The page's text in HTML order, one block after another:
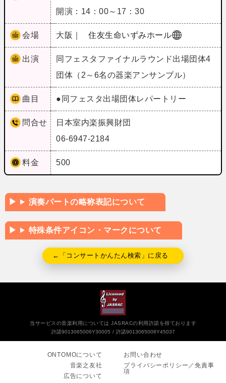
開演：14：00～17：30
会場 大阪｜ 住友生命いずみホール
出演
同フェスタファイナルラウンド出場団体4
団体（2～6名の器楽アンサンブル）
曲目 ●同フェスタ出場団体レパートリー
問合せ
日本室内楽振興財団
06-6947-2184
料金 500
演奏パートの略称表記について
特殊条件アイコン・マークについて
←「コンサートかんたん検索」に戻る
当サービスの音楽利用については JASRACの利用許諾を得ております
許諾9013065006Y30005
許諾9013065008Y45037
ONTOMOについて
音楽之友社
広告について
お問い合わせ
プライバシーポリシー／免責事
項